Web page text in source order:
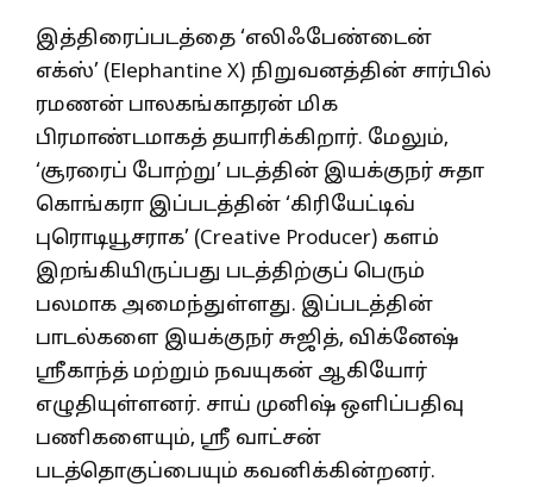
இத்திரைப்படத்தை ‘எலிஃபேண்டைன்
எக்ஸ்’ (Elephantine X) நிறுவனத்தின் சார்பில்
ரமணன் பாலகங்காதரன் மிக
பிரமாண்டமாகத் தயாரிக்கிறார். மேலும்,
‘சூரரைப் போற்று’ படத்தின் இயக்குநர் சுதா
கொங்கரா இப்படத்தின் ‘கிரியேட்டிவ்
புரொடியூசராக’ (Creative Producer) களம்
இறங்கியிருப்பது படத்திற்குப் பெரும்
பலமாக அமைந்துள்ளது. இப்படத்தின்
பாடல்களை இயக்குநர் சுஜித், விக்னேஷ்
ஸ்ரீகாந்த் மற்றும் நவயுகன் ஆகியோர்
எழுதியுள்ளனர். சாய் முனிஷ் ஒளிப்பதிவு
பணிகளையும், ஸ்ரீ வாட்சன்
படத்தொகுப்பையும் கவனிக்கின்றனர்.